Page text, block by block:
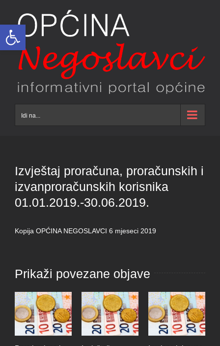
Open toolbar
content
Idi na...
Izvještaj proračuna, proračunskih i
izvanproračunskih korisnika
01.01.2019.-30.06.2019.
Kopija OPĆINA NEGOSLAVCI 6 mjeseci 2019
Prikaži povezane objave